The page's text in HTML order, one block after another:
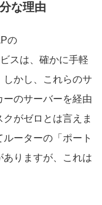
な理由
の
スは、確かに手軽
かし、これらのサ
のサーバーを経由
がゼロとは言えま
ーターの「ポート
りますが、これは